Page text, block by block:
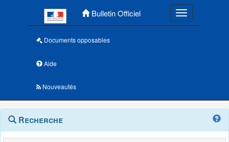
Bulletin Officiel Toggle
Documents opposables
Aide
Nouveautés
Navigation
outils
Menu
contextuel
Recherche